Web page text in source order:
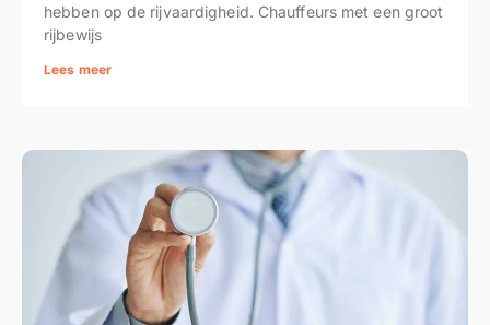
hebben op de rijvaardigheid. Chauffeurs met een groot
rijbewijs
Lees meer